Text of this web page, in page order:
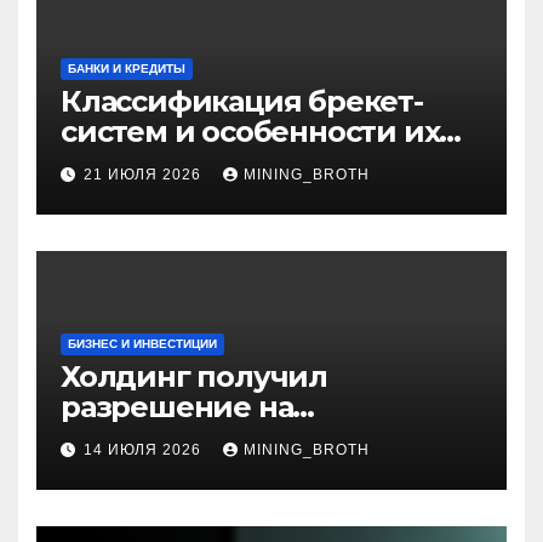
БАНКИ И КРЕДИТЫ
Классификация брекет-
систем и особенности их
установки
21 ИЮЛЯ 2026 MINING_BROTH
БИЗНЕС И ИНВЕСТИЦИИ
Холдинг получил
разрешение на
приобретение банка в
Турции
14 ИЮЛЯ 2026 MINING_BROTH